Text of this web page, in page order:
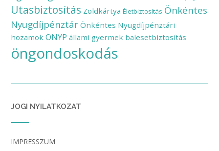
Utasbiztosítás Zöldkártya Életbiztosítás Önkéntes
Nyugdíjpénztár Önkéntes Nyugdíjpénztári
hozamok ÖNYP állami gyermek balesetbiztosítás
öngondoskodás
JOGI NYILATKOZAT
IMPRESSZUM